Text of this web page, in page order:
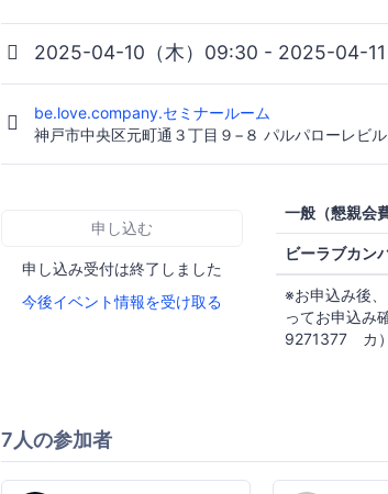
2025-04-10（木）09:30 - 2025-04-11
be.love.company.セミナールーム
神戸市中央区元町通３丁目９−８ パルパローレビ
申し込む
申し込み受付は終了しました
今後イベント情報を受け取る
一般（懇親会
ビーラブカン
※お申込み後
ってお申込み
9271377 カ
7人の参加者